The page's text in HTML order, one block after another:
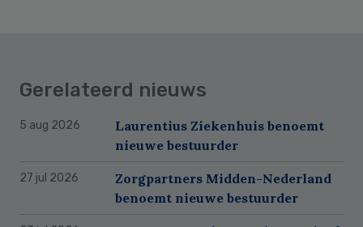
Gerelateerd nieuws
5 aug 2026
Laurentius Ziekenhuis benoemt
nieuwe bestuurder
27 jul 2026
Zorgpartners Midden-Nederland
benoemt nieuwe bestuurder